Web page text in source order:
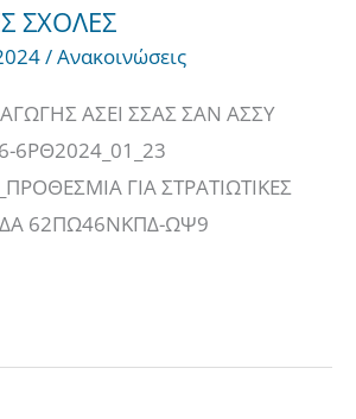
ΣΧΟΛΕΣ
/Ανακοινώσεις
ΑΣΕΙ ΣΣΑΣ ΣΑΝ ΑΣΣΥ
6ΡΘ2024_01_23
ΓΙΑ ΣΤΡΑΤΙΩΤΙΚΕΣ
62ΠΩ46ΝΚΠΔ-ΩΨ9